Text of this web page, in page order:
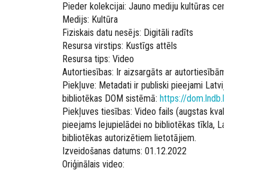
Pieder kolekcijai: Jauno mediju kultūras centra RIXC
Medijs: Kultūra
Fiziskais datu nesējs: Digitāli radīts
Resursa virstips: Kustīgs attēls
Resursa tips: Video
Autortiesības: Ir aizsargāts ar autortiesībām
Piekļuve: Metadati ir publiski pieejami Latvijas
bibliotēkas DOM sistēmā: https://dom.lndb.lv/data/
Piekļuves tiesības: Video fails (augstas kvalitātes,
pieejams lejupielādei no bibliotēkas tīkla, Latvijas
bibliotēkas autorizētiem lietotājiem.
Izveidošanas datums: 01.12.2022
Oriģinālais video: